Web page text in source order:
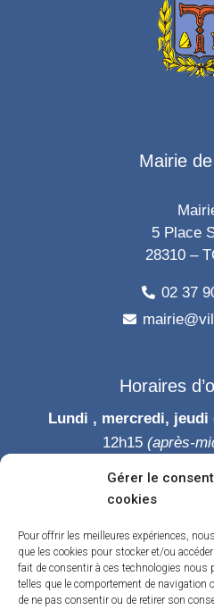
Gérer le
cookies
Pour offrir les meilleures expériences,
que les cookies pour stocker et/ou
fait de consentir à ces technologies nous
telles que le comportement de navigation
de ne pas consentir ou de retirer son
Mairie
5 Place
28310 –
02 37
Horaires
Lundi , mercredi, jeudi
12h15 (après-